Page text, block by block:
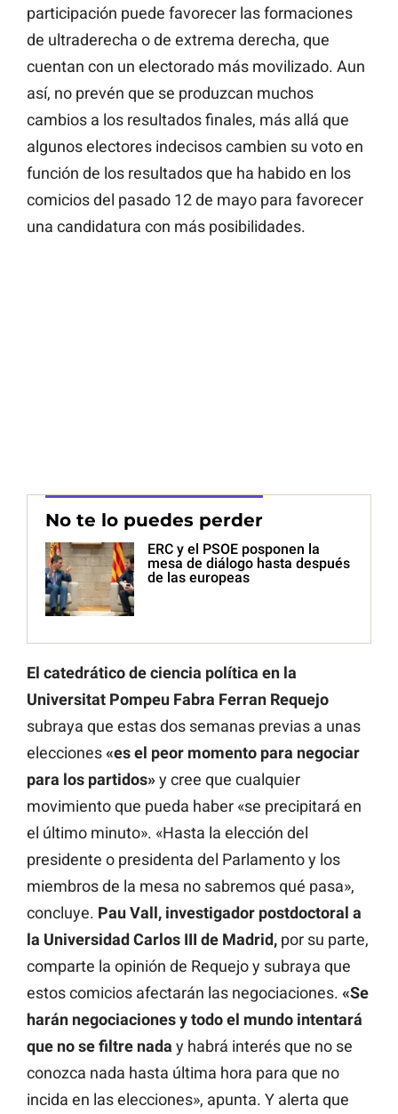
participación puede favorecer las formaciones
de ultraderecha o de extrema derecha, que
cuentan con un electorado más movilizado. Aun
así, no prevén que se produzcan muchos
cambios a los resultados finales, más allá que
algunos electores indecisos cambien su voto en
función de los resultados que ha habido en los
comicios del pasado 12 de mayo para favorecer
una candidatura con más posibilidades.
No te lo puedes perder
ERC y el PSOE posponen la
mesa de diálogo hasta después
de las europeas
El catedrático de ciencia política en la
Universitat Pompeu Fabra Ferran Requejo
subraya que estas dos semanas previas a unas
elecciones«es el peor momento para negociar
para los partidos»y cree que cualquier
movimiento que pueda haber «se precipitará en
el último minuto». «Hasta la elección del
presidente o presidenta del Parlamento y los
miembros de la mesa no sabremos qué pasa»,
concluye. Pau Vall, investigador postdoctoral a
la Universidad Carlos III de Madrid, por su parte,
comparte la opinión de Requejo y subraya que
estos comicios afectarán las negociaciones. «Se
harán negociaciones y todo el mundo intentará
que no se filtre nada y habrá interés que no se
conozca nada hasta última hora para que no
incida en las elecciones», apunta. Y alerta que